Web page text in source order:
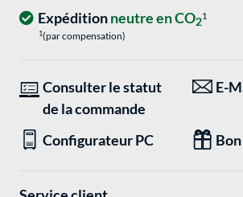
Expéditionneutre en CO21
1(par compensation)
Consulter le statut
de la commande
E-
Configurateur PC